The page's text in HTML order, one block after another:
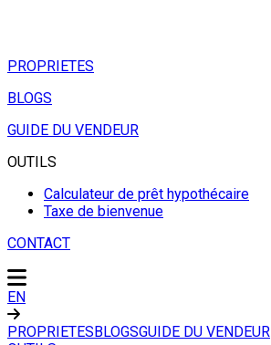
PROPRIETES
BLOGS
GUIDE DU VENDEUR
OUTILS
Calculateur de prêt hypothécaire
Taxe de bienvenue
CONTACT
EN
PROPRIETESBLOGSGUIDE DU VENDEUR